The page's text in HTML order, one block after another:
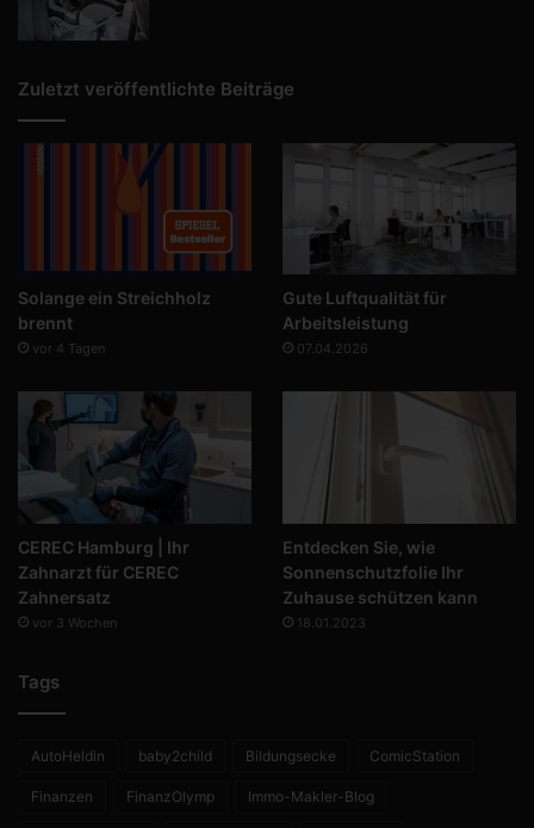
Zuletzt veröffentlichte Beiträge
Solange ein Streichholz
brennt
vor 4 Tagen
Gute Luftqualität für
Arbeitsleistung
07.04.2026
CEREC Hamburg | Ihr
Zahnarzt für CEREC
Zahnersatz
vor 3 Wochen
Entdecken Sie, wie
Sonnenschutzfolie Ihr
Zuhause schützen kann
18.01.2023
Tags
AutoHeldin baby2child Bildungsecke ComicStation
Finanzen FinanzOlymp Immo-Makler-Blog